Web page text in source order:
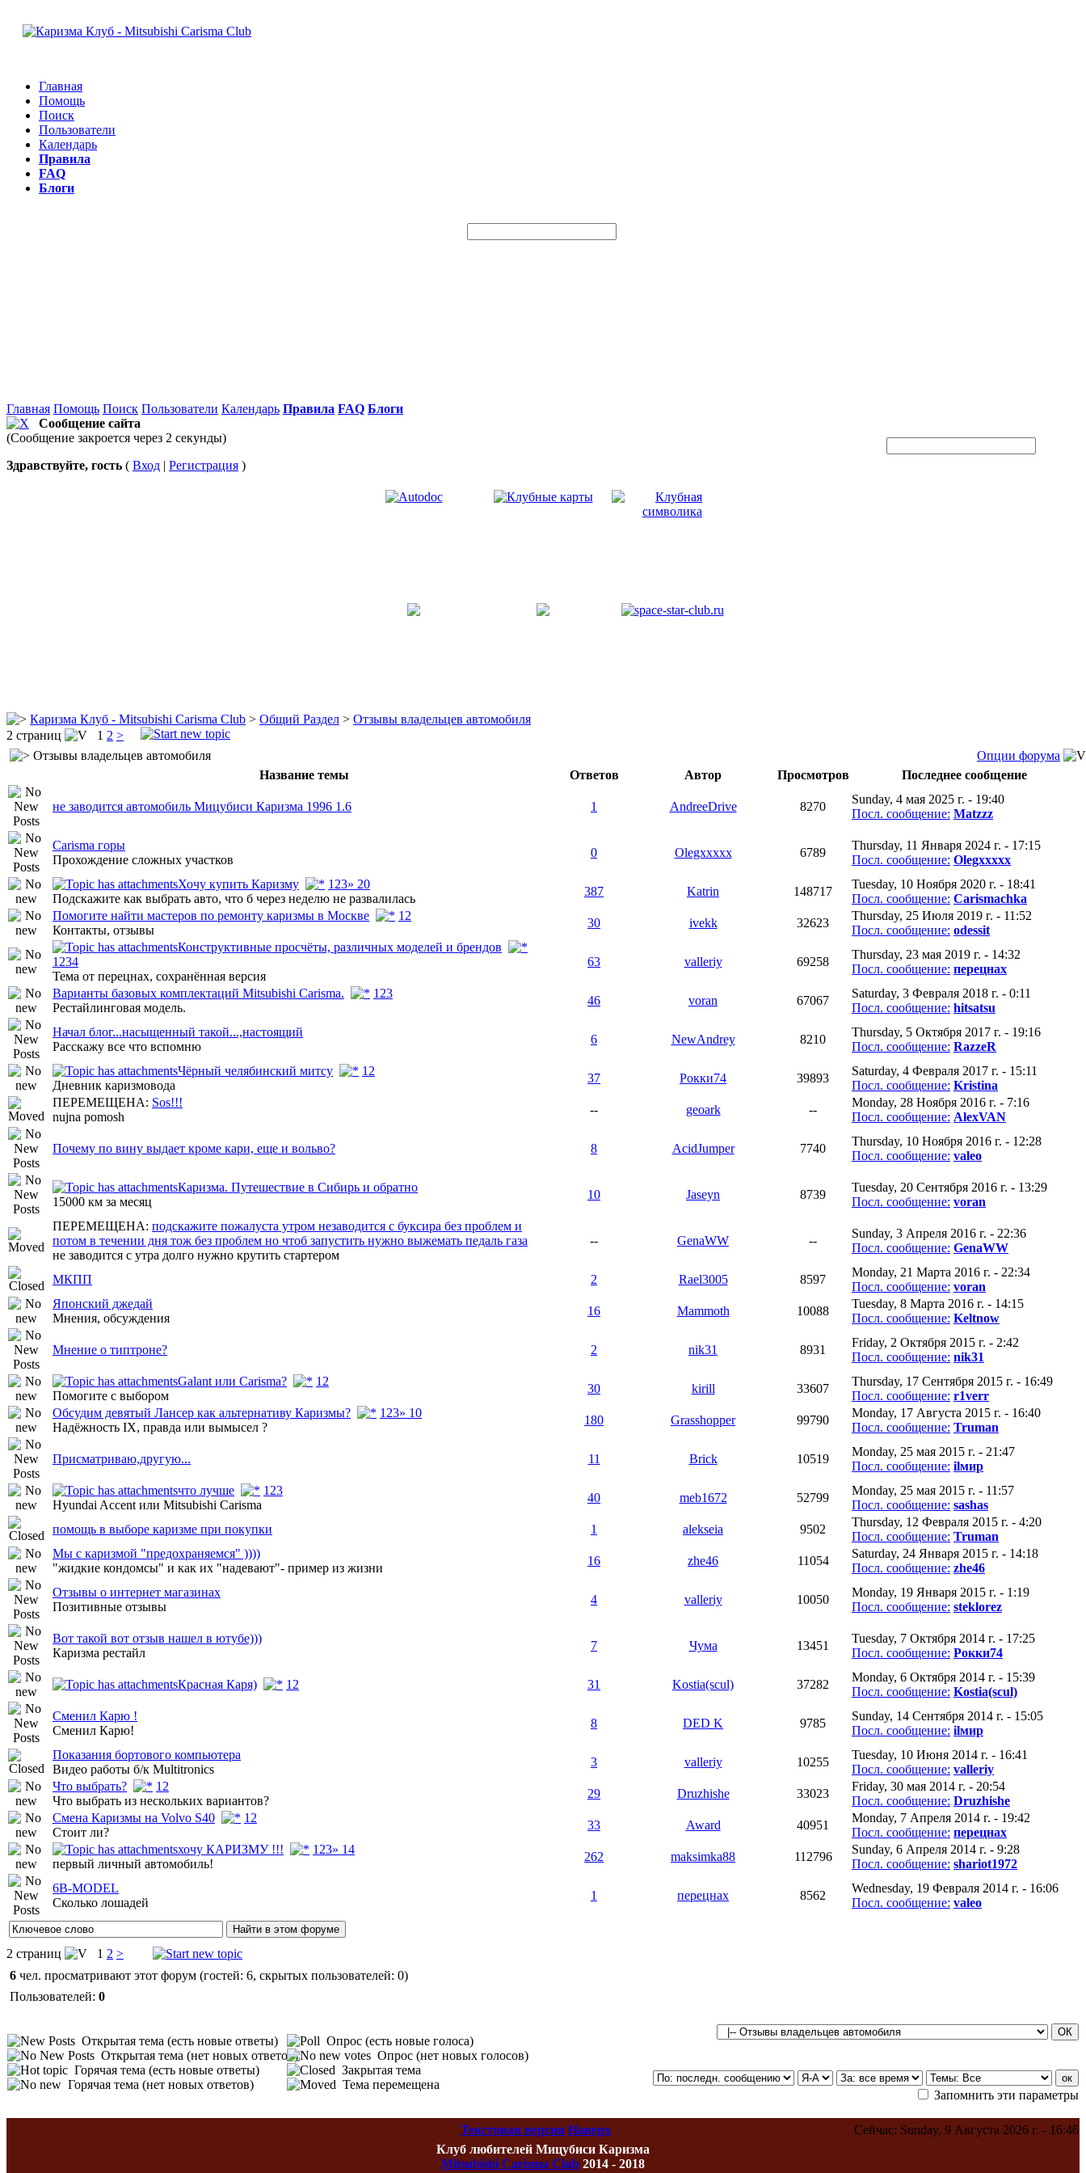
Главная
Помощь
Поиск
Пользователи
Календарь
Правила
FAQ
Блоги
Главная Помощь Поиск Пользователи Календарь Правила FAQ Блоги
Сообщение сайта
(Сообщение закроется через 2 секунды)
Здравствуйте, гость ( Вход | Регистрация )
Каризма Клуб - Mitsubishi Carisma Club > Общий Раздел > Отзывы владельцев автомобиля
2 страниц
1 2 >
Отзывы владельцев автомобиля
Опции форума
Название темы
Ответов Автор Просмотров Последнее сообщение
не заводится автомобиль Мицубиси Каризма 1996 1.6 1 AndreeDrive 8270
Sunday, 4 мая 2025 г. - 19:40
Посл. сообщение: Matzzz
Carisma горы
Прохождение сложных участков
0 Olegxxxxx 6789
Thursday, 11 Января 2024 г. - 17:15
Посл. сообщение: Olegxxxxx
Хочу купить Каризму
1 23» 20
Подскажите как выбрать авто, что б через неделю не развалилась
387 Katrin 148717
Tuesday, 10 Ноября 2020 г. - 18:41
Посл. сообщение: Carismachka
Помогите найти мастеров по ремонту каризмы в Москве
1 2
Контакты, отзывы
30 ivekk 32623
Thursday, 25 Июля 2019 г. - 11:52
Посл. сообщение: odessit
Конструктивные просчёты, различных моделей и брендов
1 234
Тема от перецнах, сохранённая версия
63 valleriy 69258
Thursday, 23 мая 2019 г. - 14:32
Посл. сообщение: перецнах
Варианты базовых комплектаций Mitsubishi Carisma.
1 23
Рестайлинговая модель.
46 voran 67067
Saturday, 3 Февраля 2018 г. - 0:11
Посл. сообщение: hitsatsu
Начал блог...насыщенный такой...,настоящий
Расскажу все что вспомню
6 NewAndrey 8210
Thursday, 5 Октября 2017 г. - 19:16
Посл. сообщение: RazzeR
Чёрный челябинский митсу
1 2
Дневник каризмовода
37 Рокки74 39893
Saturday, 4 Февраля 2017 г. - 15:11
Посл. сообщение: Kristina
ПЕРЕМЕЩЕНА: Sos!!!
nujna pomosh
-- geoark --
Monday, 28 Ноября 2016 г. - 7:16
Посл. сообщение: AlexVAN
Почему по вину выдает кроме кари, еще и вольво? 8 AcidJumper 7740
Thursday, 10 Ноября 2016 г. - 12:28
Посл. сообщение: valeo
Каризма. Путешествие в Сибирь и обратно
15000 км за месяц
10 Jaseyn 8739
Tuesday, 20 Сентября 2016 г. - 13:29
Посл. сообщение: voran
ПЕРЕМЕЩЕНА: подскажите пожалуста утром незаводится с буксира без проблем и
потом в течении дня тож без проблем но чтоб запустить нужно выжемать педаль газа
не заводится с утра долго нужно крутить стартером
-- GenaWW --
Sunday, 3 Апреля 2016 г. - 22:36
Посл. сообщение: GenaWW
МКПП 2 Rael3005 8597
Monday, 21 Марта 2016 г. - 22:34
Посл. сообщение: voran
Японский джедай
Мнения, обсуждения
16 Mammoth 10088
Tuesday, 8 Марта 2016 г. - 14:15
Посл. сообщение: Keltnow
Мнение о типтроне? 2 nik31 8931
Friday, 2 Октября 2015 г. - 2:42
Посл. сообщение: nik31
Galant или Carisma?
1 2
Помогите с выбором
30 kirill 33607
Thursday, 17 Сентября 2015 г. - 16:49
Посл. сообщение: r1verr
Обсудим девятый Лансер как альтернативу Каризмы?
1 23» 10
Надёжность IX, правда или вымысел ?
180 Grasshopper 99790
Monday, 17 Августа 2015 г. - 16:40
Посл. сообщение: Truman
Присматриваю,другую... 11 Brick 10519
Monday, 25 мая 2015 г. - 21:47
Посл. сообщение: ilмир
что лучше
1 23
Hyundai Accent или Mitsubishi Carisma
40 meb1672 52799
Monday, 25 мая 2015 г. - 11:57
Посл. сообщение: sashas
помощь в выборе каризме при покупки
1 alekseia 9502
Thursday, 12 Февраля 2015 г. - 4:20
Посл. сообщение: Truman
Мы с каризмой "предохраняемся" ))))
"жидкие кондомсы" и как их "надевают"- пример из жизни
16 zhe46 11054
Saturday, 24 Января 2015 г. - 14:18
Посл. сообщение: zhe46
Отзывы о интернет магазинах
Позитивные отзывы
4 valleriy 10050
Monday, 19 Января 2015 г. - 1:19
Посл. сообщение: steklorez
Вот такой вот отзыв нашел в ютубе)))
Каризма рестайл
7 Чума 13451
Tuesday, 7 Октября 2014 г. - 17:25
Посл. сообщение: Рокки74
Красная Каря) 1 2 31 Kostia(scul) 37282
Monday, 6 Октября 2014 г. - 15:39
Посл. сообщение: Kostia(scul)
Сменил Карю !
Сменил Карю!
8 DED K 9785
Sunday, 14 Сентября 2014 г. - 15:05
Посл. сообщение: ilмир
Показания бортового компьютера
Видео работы б/к Multitronics
3 valleriy 10255
Tuesday, 10 Июня 2014 г. - 16:41
Посл. сообщение: valleriy
Что выбрать?
1 2
Что выбрать из нескольких вариантов?
29 Druzhishe 33023
Friday, 30 мая 2014 г. - 20:54
Посл. сообщение: Druzhishe
Cмена Каризмы на Volvo S40
1 2
Стоит ли?
33 Award 40951
Monday, 7 Апреля 2014 г. - 19:42
Посл. сообщение: перецнах
хочу КАРИЗМУ !!!
1 23» 14
первый личный автомобиль!
262 maksimka88 112796
Sunday, 6 Апреля 2014 г. - 9:28
Посл. сообщение: shariot1972
6B-MODEL
Сколько лошадей
1 перецнах 8562
Wednesday, 19 Февраля 2014 г. - 16:06
Посл. сообщение: valeo
2 страниц 1 2 >
6 чел. просматривают этот форум (гостей: 6, скрытых пользователей: 0)
Пользователей: 0
Открытая тема (есть новые ответы)
Открытая тема (нет новых ответов)
Горячая тема (есть новые ответы)
Горячая тема (нет новых ответов)
Опрос (есть новые голоса)
Опрос (нет новых голосов)
Закрытая тема
Тема перемещена
Запомнить эти параметры
Текстовая версия Наверх
Сейчас: Sunday, 9 Августа 2026 г. - 16:46
Клуб любителей Мицубиси Каризма
Mitsubishi Carisma Club 2014 - 2018